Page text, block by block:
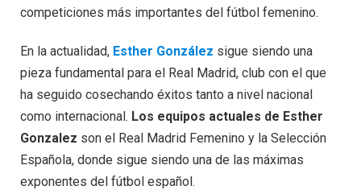
competiciones más importantes del fútbol femenino.
En la actualidad, Esther González sigue siendo una
pieza fundamental para el Real Madrid, club con el que
ha seguido cosechando éxitos tanto a nivel nacional
como internacional. Los equipos actuales de Esther
Gonzalez son el Real Madrid Femenino y la Selección
Española, donde sigue siendo una de las máximas
exponentes del fútbol español.